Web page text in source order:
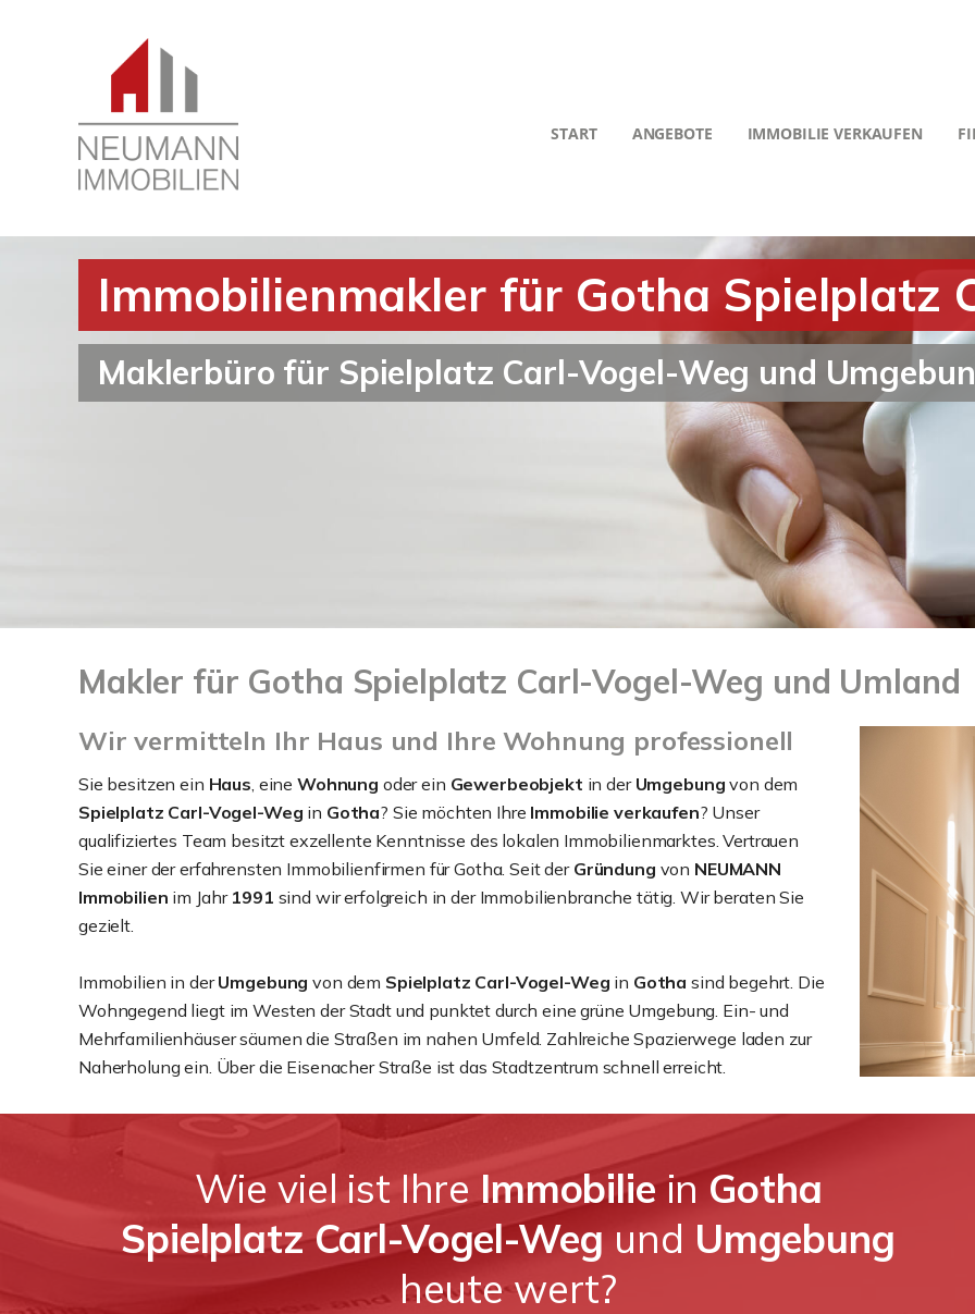
START ANGEBOTE IMMOBILIE VERKAUFEN
Immobilienmakler für Gotha Spielplatz
Maklerbüro für Spielplatz Carl-Vogel-Weg und
Makler für Gotha Spielplatz Carl-Vogel-Weg und Umland
Wir vermitteln Ihr Haus und Ihre Wohnung professionell
Sie besitzen ein Haus, eine Wohnung oder ein Gewerbeobjekt in der Umgebungvon dem
Spielplatz Carl-Vogel-Weg in Gotha? Sie möchten Ihre Immobilie verkaufen? Unser
qualifiziertes Team besitzt exzellente Kenntnisse des lokalen Immobilienmarktes. Vertrauen
Sie einer der erfahrensten Immobilienfirmen für Gotha. Seit der Gründung von NEUMANN
Immobilien im Jahr 1991 sind wir erfolgreich in der Immobilienbranche tätig. Wir beraten Sie
gezielt.
Immobilien in derUmgebung von dem Spielplatz Carl-Vogel-Weg in Gotha sind begehrt. Die
Wohngegend liegt im Westen der Stadt und punktet durch eine grüne Umgebung. Ein- und
Mehrfamilienhäuser säumen die Straßen im nahen Umfeld. Zahlreiche Spazierwege laden zur
Naherholung ein. Über die Eisenacher Straße ist das Stadtzentrum schnell erreicht.
Wie viel ist IhreImmobiliein Gotha
Spielplatz Carl-Vogel-Weg und Umgebung
heute wert?